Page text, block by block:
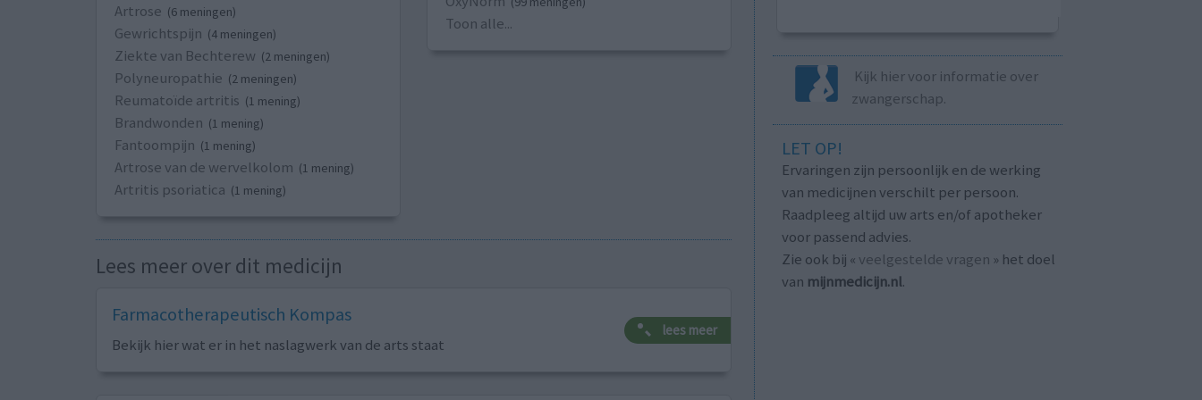
Artrose (6 meningen)
Gewrichtspijn (4 meningen)
Ziekte van Bechterew (2 meningen)
Polyneuropathie (2 meningen)
Reumatoïde artritis (1 mening)
Brandwonden (1 mening)
Fantoompijn (1 mening)
Artrose van de wervelkolom (1 mening)
Artritis psoriatica (1 mening)
Toon alle...
Lees meer over dit medicijn
Farmacotherapeutisch Kompas
Bekijk hier wat er in het naslagwerk van de arts staat
lees meer
Kijk hier voor informatie over
zwangerschap.
LET OP!
Ervaringen zijn persoonlijk en de werking
van medicijnen verschilt per persoon.
Raadpleeg altijd uw arts en/of apotheker
voor passend advies.
Zie ook bij « veelgestelde vragen » het doel
van mijnmedicijn.nl.